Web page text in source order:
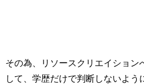
その為、リソースクリエイション
して、学歴だけで判断しないよう